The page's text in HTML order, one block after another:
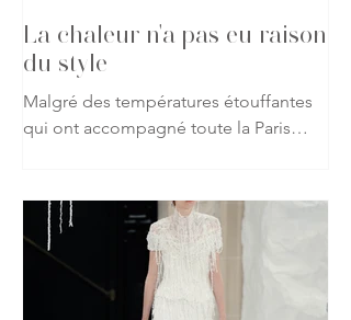
La chaleur n'a pas eu raison
du style
Malgré des températures étouffantes
qui ont accompagné toute la Paris
ont répondu présent, affichant leur
attachement à la création jusque dans
les rues de la capitale. Vestes, robes
spectaculaires, matières précieuses ou
silhouettes affirmées : rien n'a semblé